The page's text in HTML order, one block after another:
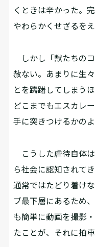
くときは辛かった。
やわらかくせざるをえ
しかし「獣たちの
赦ない。あまりに生
とを躊躇してしまう
どこまでもエスカレ
手に突きつけるかのよ
こうした虐待自体
ら社会に認知されて
通常ではたどり着け
ブ最下層にあるため
も簡単に動画を撮影
たことが、それに拍車